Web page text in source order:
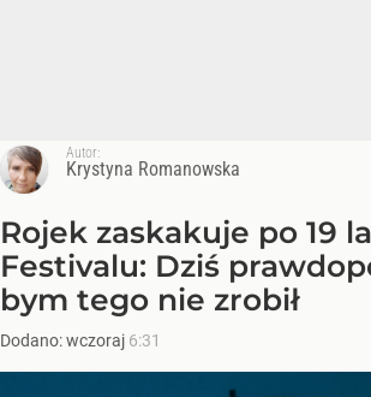
Autor:
Krystyna Romanowska
Rojek zaskakuje po 19
Festivalu: Dziś
bym tego nie zrobił
Dodano:wczoraj 6:31